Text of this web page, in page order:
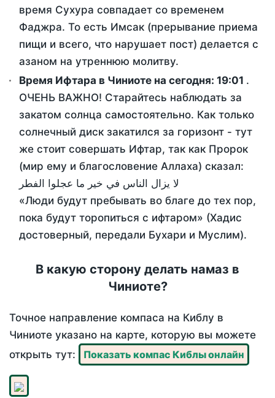
время Сухура совпадает со временем
Фаджра. То есть Имсак (прерывание приема
пищи и всего, что нарушает пост) делается с
азаном на утреннюю молитву.
Время Ифтара в Чиниоте на сегодня: 19:01 .
ОЧЕНЬ ВАЖНО! Старайтесь наблюдать за
закатом солнца самостоятельно. Как только
солнечный диск закатился за горизонт - тут
же стоит совершать Ифтар, так как Пророк
(мир ему и благословение Аллаха) сказал:
لا يزال الناس في خير ما عجلوا الفطر
«Люди будут пребывать во благе до тех пор,
пока будут торопиться с ифтаром» (Хадис
достоверный, передали Бухари и Муслим).
В какую сторону делать намаз в
Чиниоте?
Точное направление компаса на Киблу в
Чиниоте указано на карте, которую вы можете
открыть тут:
Показать компас Киблы онлайн